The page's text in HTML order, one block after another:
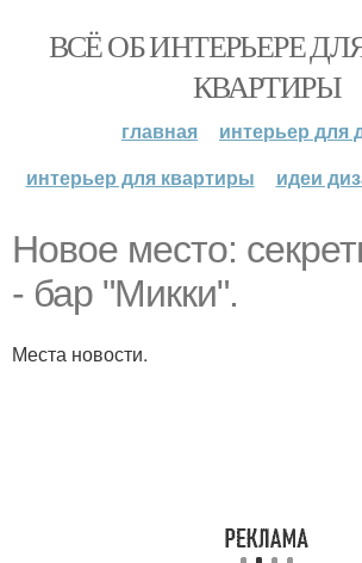
ВСЁ ОБ ИНТЕРЬЕРЕ
КВАРТИРЫ
главная
интерьер для
интерьер для квартиры
идеи
Новое место:
- бар "Микки".
Места новости.